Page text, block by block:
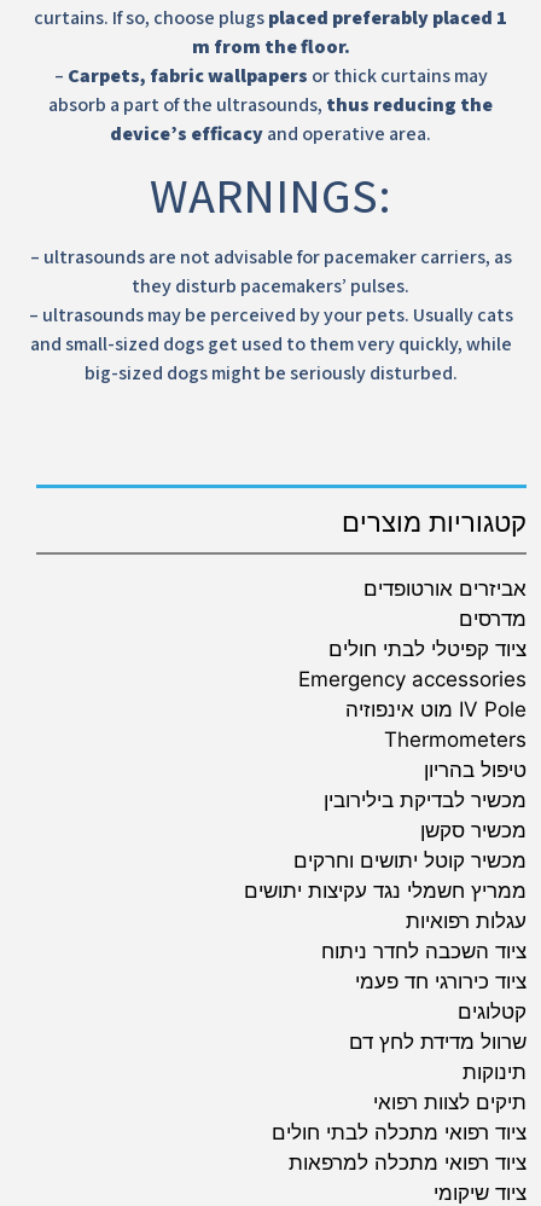
קטגוריות מוצרים
אביזרים אורטופדים
מדרסים
ציוד קפיטלי לבתי חולים
Emergency accessories
IV Pole מוט אינפוזיה
Thermometers
טיפול בהריון
מכשיר לבדיקת בילירובין
מכשיר סקשן
מכשיר קוטל יתושים וחרקים
ממריץ חשמלי נגד עקיצות יתושים
עגלות רפואיות
ציוד השכבה לחדר ניתוח
ציוד כירורגי חד פעמי
קטלוגים
שרוול מדידת לחץ דם
תינוקות
תיקים לצוות רפואי
ציוד רפואי מתכלה לבתי חולים
ציוד רפואי מתכלה למרפאות
ציוד שיקומי
curtains. If so, choose plugsplaced preferably placed 1
m from the floor.
– Carpets, fabric wallpapers or thick curtains may
absorb a part of the ultrasounds, thus reducing the
device’s efficacyand operative area.
WARNINGS:
– ultrasounds are not advisable for pacemaker carriers, as
they disturb pacemakers’ pulses.
– ultrasounds may be perceived by your pets. Usually cats
and small-sized dogs get used to them very quickly, while
big-sized dogs might be seriously disturbed.